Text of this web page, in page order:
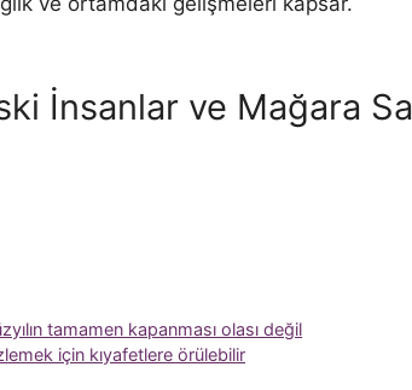
İnsanlar ve Mağara
tamamen kapanması olası değil
için kıyafetlere örülebilir